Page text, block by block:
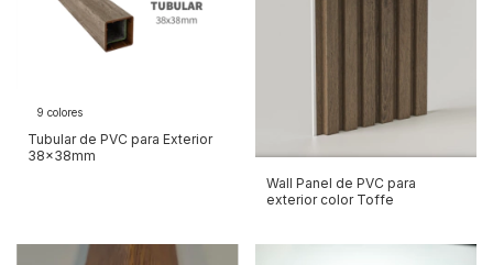
9 colores
Tubular de PVC para Exterior
38x38mm
Wall Panel de PVC para
exterior color Toffe